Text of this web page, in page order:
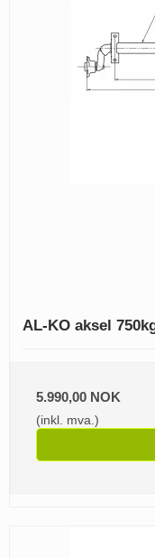
AL-KO aksel
5.990,00 NOK
(inkl. mva.)